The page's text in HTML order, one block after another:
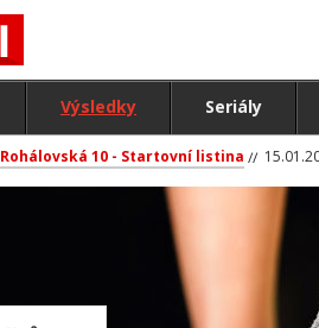
Výsledky Seriály
Rohálovská 10 - Startovní listina